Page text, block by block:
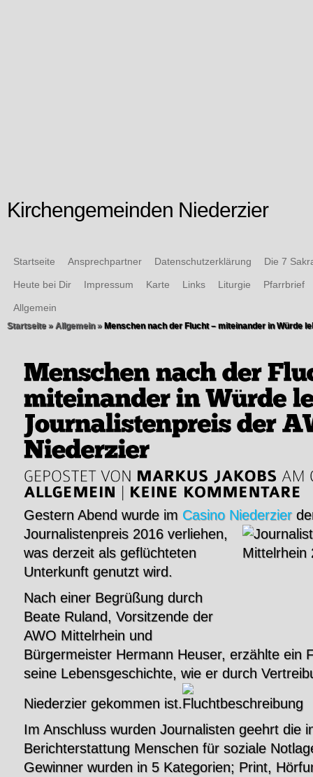
Kirchengemeinden Niederzier
Startseite Ansprechpartner Datenschutzerklärung Die 7
Heute bei Dir Impressum Karte Links Liturgie Pfarrbrief
Allgemein
Startseite » Allgemein »Menschen nach der Flucht – miteinander in Würde
Gestern Abend wurde im Casino Niederzier
Journalistenpreis 2016 verliehen,
was derzeit als geflüchteten
Unterkunft genutzt wird.
Nach einer Begrüßung durch
Beate Ruland, Vorsitzende der
AWO Mittelrhein und
Bürgermeister Hermann Heuser, erzählte ein
seine Lebensgeschichte, wie er durch
Niederzier gekommen ist.
Im Anschluss wurden Journalisten geehrt die
Berichterstattung Menschen für soziale
Gewinner wurden in 5 Kategorien; Print,